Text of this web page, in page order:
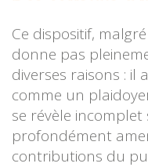
Ce dispositif,
donne pas
diverses raisons :
comme un
se révèle incomplet
profondément
contributions du